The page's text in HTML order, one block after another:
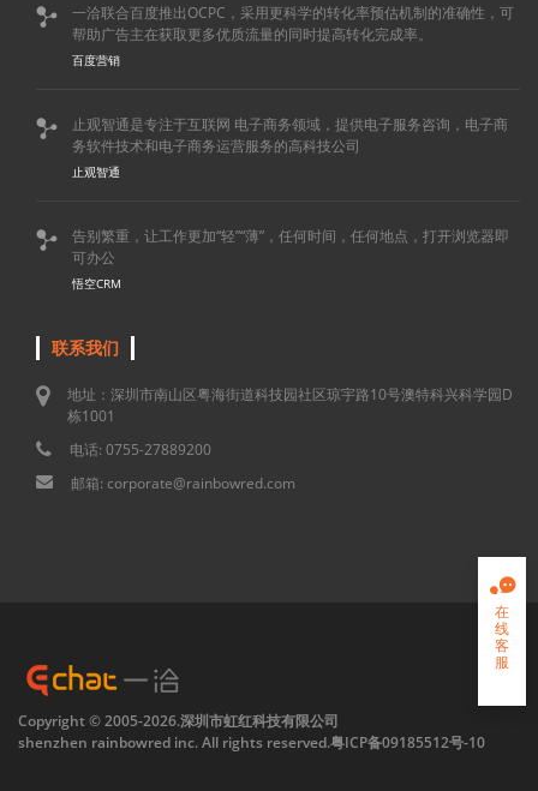

一洽联合百度推出OCPC，采用更科学的转化率预估机制的准确性，可
帮助广告主在获取更多优质流量的同时提高转化完成率。
百度营销

止观智通是专注于互联网 电子商务领域，提供电子服务咨询，电子商
务软件技术和电子商务运营服务的高科技公司
止观智通

告别繁重，让工作更加“轻”“薄”，任何时间，任何地点，打开浏览器即
可办公
悟空CRM
联系我们
地址：深圳市南山区粤海街道科技园社区琼宇路10号澳特科兴科学园D
栋1001
电话: 0755-27889200
邮箱: corporate@rainbowred.com

在
线
客
服
Copyright © 2005-2026.深圳市虹红科技有限公司
shenzhen rainbowred inc. All rights reserved.粤ICP备09185512号-10